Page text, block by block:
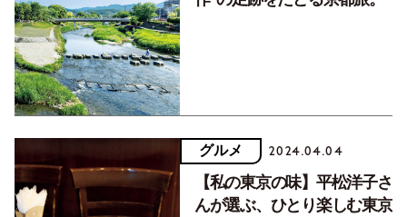
グルメ 2024.04.04
【私の東京の味】平松洋子さ
んが選ぶ、ひとり楽しむ東京